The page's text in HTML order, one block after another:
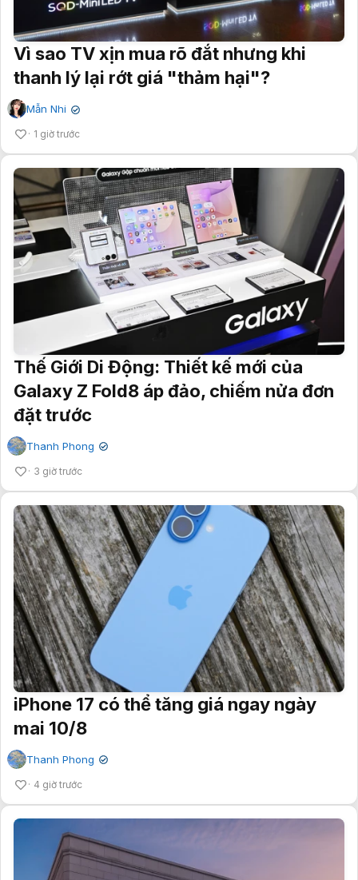
Vì sao TV xịn mua rõ đắt nhưng khi
thanh lý lại rớt giá "thảm hại"?
Mẫn Nhi ✔
1 giờ trước
Thế Giới Di Động: Thiết kế mới của
Galaxy Z Fold8 áp đảo, chiếm nửa đơn
đặt trước
Thanh Phong ✔
3 giờ trước
iPhone 17 có thể tăng giá ngay ngày
mai 10/8
Thanh Phong ✔
4 giờ trước